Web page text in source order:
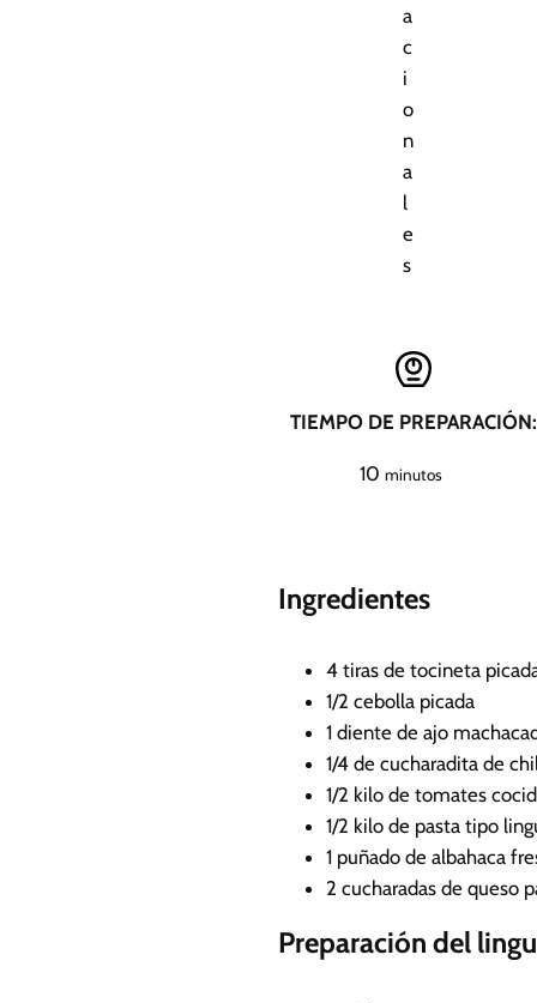
a
c
i
o
n
a
l
e
s
TIEMPO DE PREPARACIÓN:
10 m
t
minutos
Ingredientes
4 tiras de tocineta
1/2 cebolla picada
1 diente de ajo
1/4 de cucharadita de
1/2 kilo de tomates
1/2 kilo de pasta tipo
1 puñado de albahaca
2 cucharadas de queso
Preparación del